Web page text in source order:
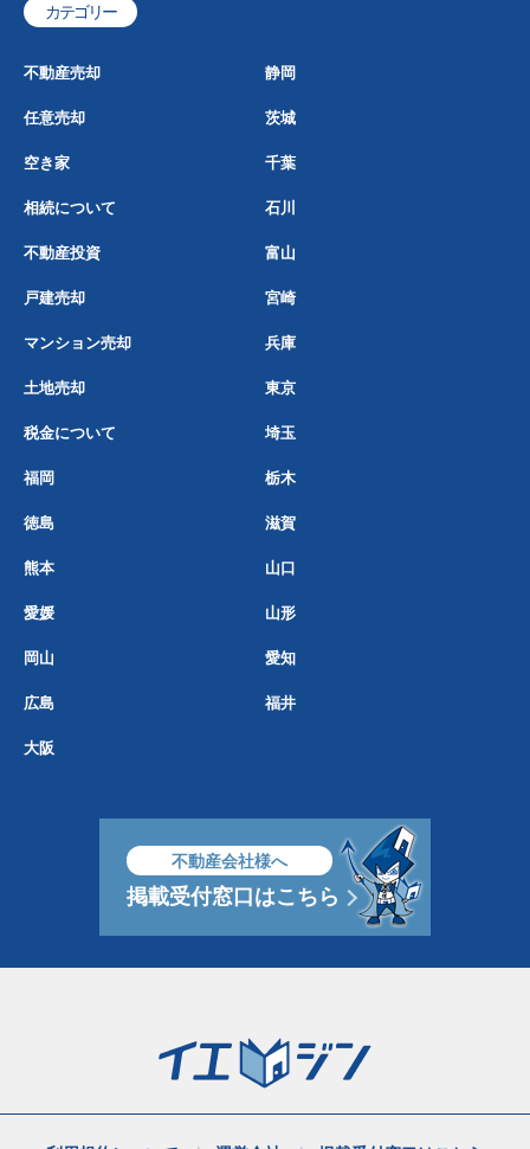
カテゴリー
不動産売却 静岡
任意売却 茨城
空き家 千葉
相続について 石川
不動産投資 富山
戸建売却 宮崎
マンション売却 兵庫
土地売却 東京
税金について 埼玉
福岡 栃木
徳島 滋賀
熊本 山口
愛媛 山形
岡山 愛知
広島 福井
大阪
不動産会社様へ
掲載受付窓口はこちら